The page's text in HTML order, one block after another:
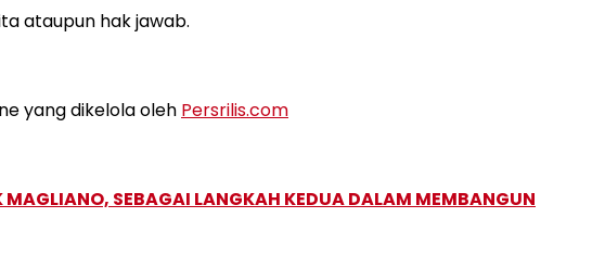
ataupun hak jawab.
yang dikelola oleh Persrilis.com
SEBAGAI LANGKAH KEDUA DALAM MEMBANGUN